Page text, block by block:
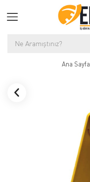
Ana Sayfa